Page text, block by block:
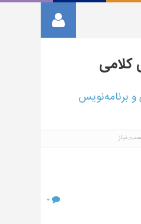
کلامی
و برنامه‌نویس
نیاز
۰